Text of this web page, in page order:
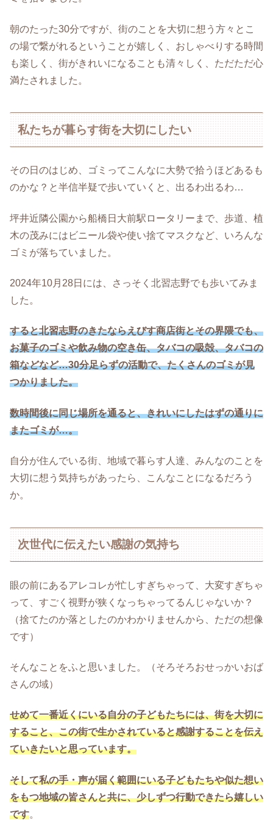
朝のたった30分ですが、街のことを大切に想う方々とこ
の場で繋がれるということが嬉しく、おしゃべりする時間
も楽しく、街がきれいになることも清々しく、ただただ心
満たされました。
私たちが暮らす街を大切にしたい
その日のはじめ、ゴミってこんなに大勢で拾うほどあるも
のかな？と半信半疑で歩いていくと、出るわ出るわ…
坪井近隣公園から船橋日大前駅ロータリーまで、歩道、植
木の茂みにはビニール袋や使い捨てマスクなど、いろんな
ゴミが落ちていました。
2024年10月28日には、さっそく北習志野でも歩いてみま
した。
すると北習志野のきたならえびす商店街とその界隈でも、
お菓子のゴミや飲み物の空き缶、タバコの吸殻、タバコの
箱などなど…30分足らずの活動で、たくさんのゴミが見
つかりました。
数時間後に同じ場所を通ると、きれいにしたはずの通りに
またゴミが…。
自分が住んでいる街、地域で暮らす人達、みんなのことを
大切に想う気持ちがあったら、こんなことになるだろう
か。
次世代に伝えたい感謝の気持ち
眼の前にあるアレコレが忙しすぎちゃって、大変すぎちゃ
って、すごく視野が狭くなっちゃってるんじゃないか？
（捨てたのか落としたのかわかりませんから、ただの想像
です）
そんなことをふと思いました。（そろそろおせっかいおば
さんの域）
せめて一番近くにいる自分の子どもたちには、街を大切に
すること、この街で生かされていると感謝することを伝え
ていきたいと思っています。
そして私の手・声が届く範囲にいる子どもたちや似た想い
をもつ地域の皆さんと共に、少しずつ行動できたら嬉しい
です。